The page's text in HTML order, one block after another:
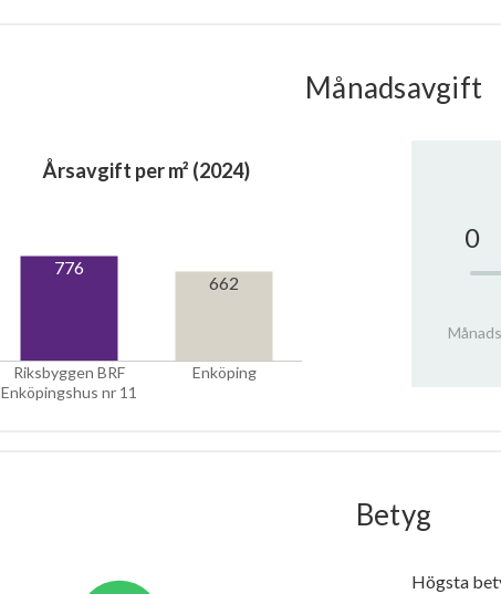
Månadsavgift
Årsavgift per m² (2024)
Riksbyggen BRF
Enköpingshus nr 11
Enköping
776
662
0
Betyg
Högsta